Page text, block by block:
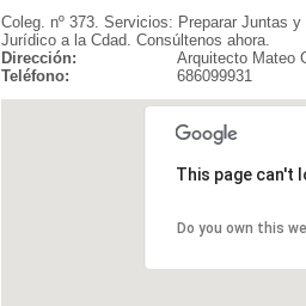
Coleg. nº 373. Servicios: Preparar Juntas
Jurídico a la Cdad. Consúltenos ahora.
Dirección:
Arquitecto Mateo
Teléfono:
686099931
This page can't
Do you own this